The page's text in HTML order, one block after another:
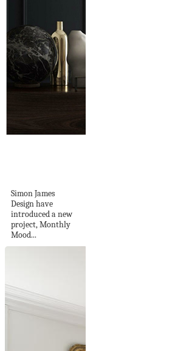
Simon James
Design have
introduced a new
project, Monthly
Mood...